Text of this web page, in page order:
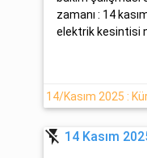
zamanı : 14
elektrik kesintisi
flash_off 14 Kasım